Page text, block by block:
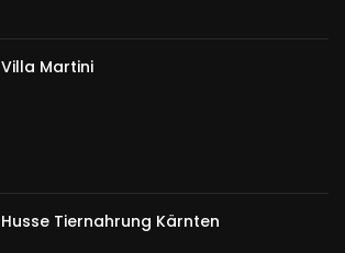
Villa Martini
Husse Tiernahrung Kärnten